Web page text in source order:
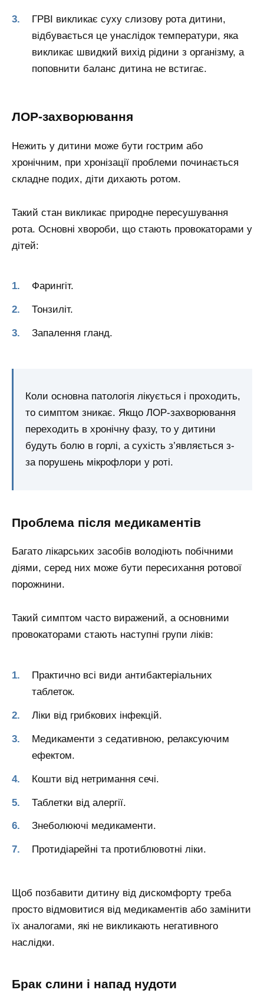
ГРВІ викликає суху слизову рота дитини,
відбувається це унаслідок температури, яка
викликає швидкий вихід рідини з організму, а
поповнити баланс дитина не встигає.
ЛОР-захворювання
Нежить у дитини може бути гострим або
хронічним, при хронізації проблеми починається
складне подих, діти дихають ротом.
Такий стан викликає природне пересушування
рота. Основні хвороби, що стають провокаторами у
дітей:
Фарингіт.
Тонзиліт.
Запалення гланд.
Коли основна патологія лікується і проходить,
то симптом зникає. Якщо ЛОР-захворювання
переходить в хронічну фазу, то у дитини
будуть болю в горлі, а сухість з’являється з-
за порушень мікрофлори у роті.
Проблема після медикаментів
Багато лікарських засобів володіють побічними
діями, серед них може бути пересихання ротової
порожнини.
Такий симптом часто виражений, а основними
провокаторами стають наступні групи ліків:
Практично всі види антибактеріальних
таблеток.
Ліки від грибкових інфекцій.
Медикаменти з седативною, релаксуючим
ефектом.
Кошти від нетримання сечі.
Таблетки від алергії.
Знеболюючі медикаменти.
Протидіарейні та протиблювотні ліки.
Щоб позбавити дитину від дискомфорту треба
просто відмовитися від медикаментів або замінити
їх аналогами, які не викликають негативного
наслідки.
Брак слини і напад нудоти